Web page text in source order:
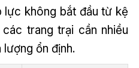
lực không bắt đầu từ kệ
trang trại cần nhiều
ổn định.